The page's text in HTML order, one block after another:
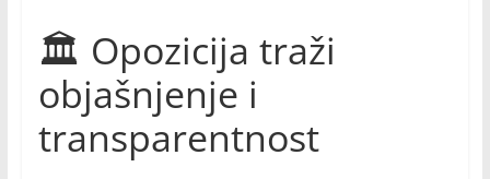
🏛️ Opozicija traži
objašnjenje i
transparentnost